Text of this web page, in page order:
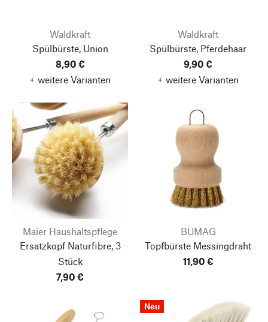
Waldkraft
Spülbürste, Union
8,90 €
+ weitere Varianten
Waldkraft
Spülbürste, Pferdehaar
9,90 €
+ weitere Varianten
Maier Haushaltspflege
Ersatzkopf Naturfibre, 3
Stück
7,90 €
BÜMAG
Topfbürste Messingdraht
11,90 €
Neu